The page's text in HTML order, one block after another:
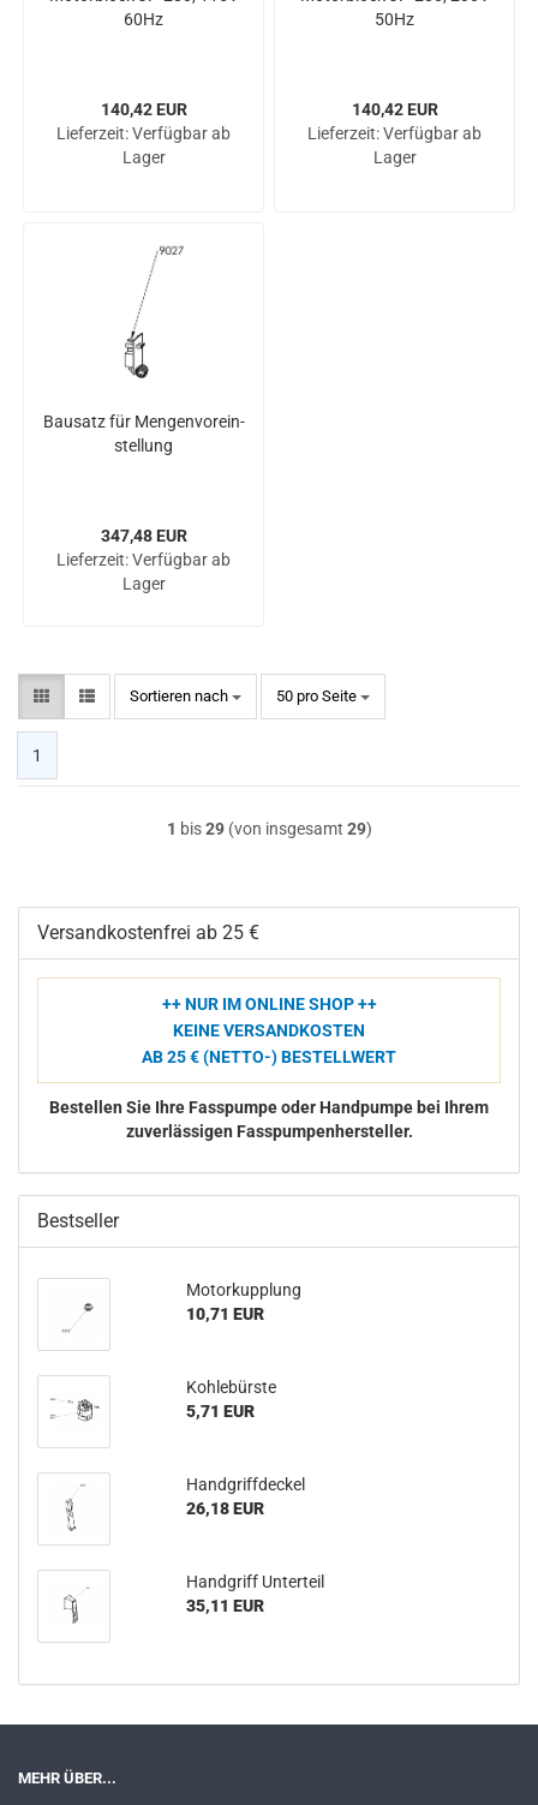
60Hz
140,42 EUR
Lieferzeit:Verfügbar ab
Lager
50Hz
140,42 EUR
Lieferzeit:Verfügbar ab
Lager
Bau­satz für Men­gen­vor­ein­
stel­lung
347,48 EUR
Lieferzeit:Verfügbar ab
Lager
Sortieren nach
Sortieren nach 50 pro Seite
pro Seite
1
1 bis29(von insgesamt 29)
Versandkostenfrei ab 25 €
++ NUR IM ONLINE SHOP ++
KEINE VERSANDKOSTEN
AB 25 € (NETTO-) BESTELLWERT
Bestellen Sie Ihre Fasspumpe oder Handpumpe bei Ihrem
zuverlässigen Fasspumpenhersteller.
Bestseller
Mo­tor­kupp­lung
10,71 EUR
Koh­le­bürs­te
5,71 EUR
Hand­griff­de­ckel
26,18 EUR
Hand­griff Un­ter­teil
35,11 EUR
MEHR ÜBER...